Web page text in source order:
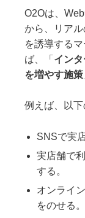
O2Oは、
から、リア
を誘導する
ば、「 イン
を増やす施策
例えば、以下
SNSで実
実店舗で
する。
オンライ
をのせる。